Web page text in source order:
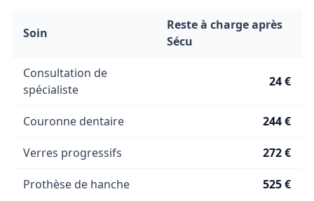
Soin
Reste à charge après
Sécu
Consultation de
spécialiste
24 €
Couronne dentaire 244 €
Verres progressifs 272 €
Prothèse de hanche 525 €